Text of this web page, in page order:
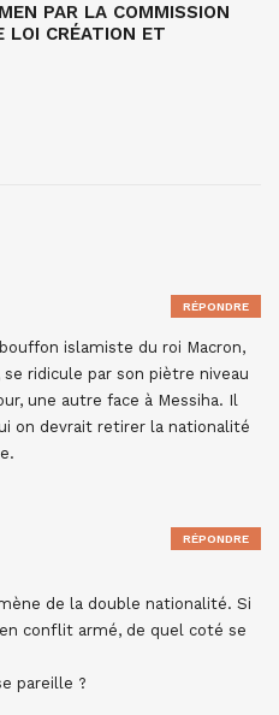
PAR LA COMMISSION
LOI CRÉATION ET
islamiste du roi Macron,
ridicule par son piètre niveau
une autre face à Messiha. Il
on devrait retirer la nationalité
RÉPONDRE
de la double nationalité. Si
conflit armé, de quel coté se
pareille ?
RÉPONDRE